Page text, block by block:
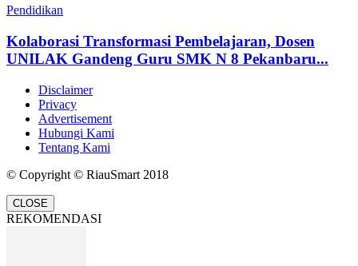
Pendidikan
Kolaborasi Transformasi Pembelajaran, Dosen
UNILAK Gandeng Guru SMK N 8 Pekanbaru...
Disclaimer
Privacy
Advertisement
Hubungi Kami
Tentang Kami
© Copyright © RiauSmart 2018
CLOSE
REKOMENDASI